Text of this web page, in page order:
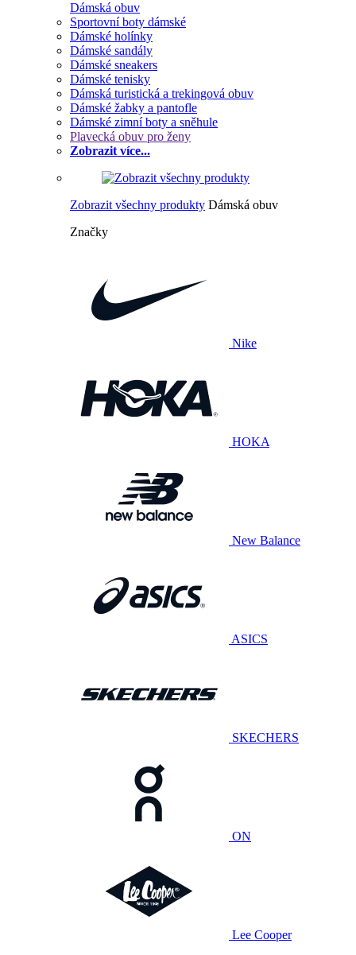
Dámská obuv
Sportovní boty dámské
Dámské holínky
Dámské sandály
Dámské sneakers
Dámské tenisky
Dámská turistická a trekingová obuv
Dámské žabky a pantofle
Dámské zimní boty a sněhule
Plavecká obuv pro ženy
Zobrazit více...
Zobrazit všechny produkty Dámská obuv
Značky
Nike
HOKA
New Balance
ASICS
SKECHERS
ON
Lee Cooper